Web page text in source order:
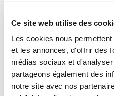
Ce site web utilise des
Les cookies nous
et les annonces, d'offrir des
médias sociaux et
partageons également des
notre site avec nos
à visualiser ses sentiments
Analyse de données
L’analyse de donnéesde